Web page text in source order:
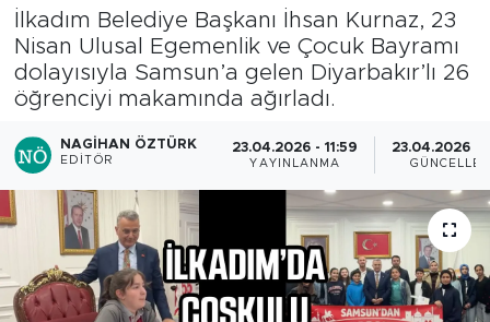
İlkadım Belediye Başkanı İhsan Kurnaz, 23
Nisan Ulusal Egemenlik ve Çocuk Bayramı
dolayısıyla Samsun’a gelen Diyarbakır’lı 26
öğrenciyi makamında ağırladı.
NAGIHAN ÖZTÜRK
EDITÖR
23.04.2026 - 11:59
YAYINLANMA
23.04.2026 -